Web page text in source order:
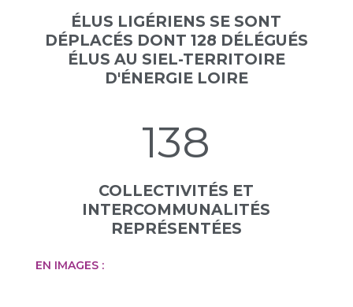
ÉLUS LIGÉRIENS SE SONT
DÉPLACÉS DONT 128 DÉLÉGUÉS
ÉLUS AU SIEL-TERRITOIRE
D'ÉNERGIE LOIRE
138
COLLECTIVITÉS ET
INTERCOMMUNALITÉS
REPRÉSENTÉES
EN IMAGES :